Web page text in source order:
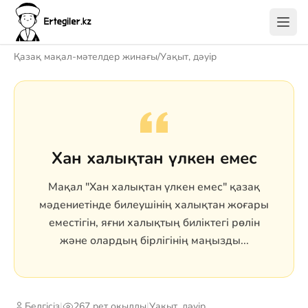
Қазақ мақал-мәтелдер жинағы/Уақыт, дәуір
Хан халықтан үлкен емес
Мақал "Хан халықтан үлкен емес" қазақ
мәдениетінде билеушінің халықтан жоғары
еместігін, яғни халықтың биліктегі рөлін
және олардың бірлігінің маңызды...